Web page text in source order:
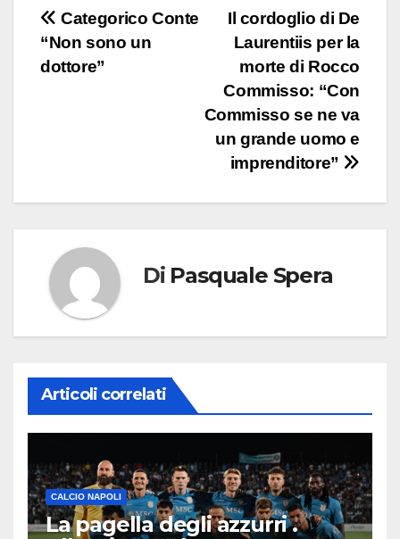
Navigazione
articoli
Il cordoglio di De
Laurentiis per la
morte di Rocco
Commisso: “Con
Commisso se ne va
un grande uomo e
imprenditore”
Categorico Conte
“Non sono un
dottore”
Di Pasquale Spera
Articoli correlati
CALCIO NAPOLI
La pagella degli azzurri .